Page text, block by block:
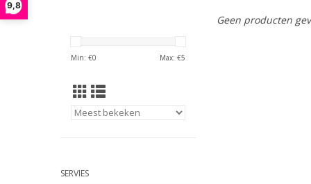
9,8
Min: €0 Max: €5
SERVIES
Geen producten